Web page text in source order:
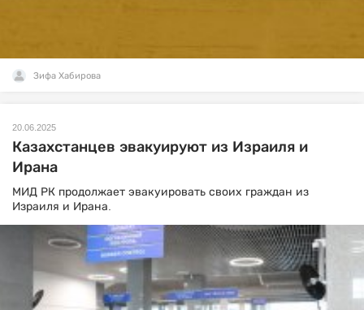
Зифа Хабирова
20.06.2025
Казахстанцев эвакуируют из Израиля и
Ирана
МИД РК продолжает эвакуировать своих граждан из
Израиля и Ирана.